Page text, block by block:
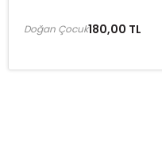
180,00 TL
Doğan Çocuk